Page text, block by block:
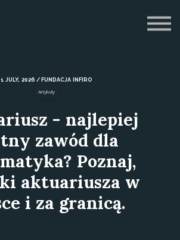
1 JULY, 2026 / FUNDACJA INFIRO
Artykuły
- najlepiej
zawód dla
Poznaj,
aktuariusza w
i za granicą.